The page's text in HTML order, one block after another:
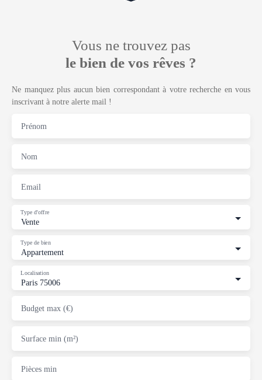
Vous ne trouvez pas
le bien de vos rêves ?
Ne manquez plus aucun bien correspondant à votre recherche en vous
inscrivant à notre alerte mail !
Prénom
Nom
Email
Vente
Type d'offre
Appartement
Type de bien
Paris 75006
Localisation
Budget max (€)
Surface min (m²)
Pièces min